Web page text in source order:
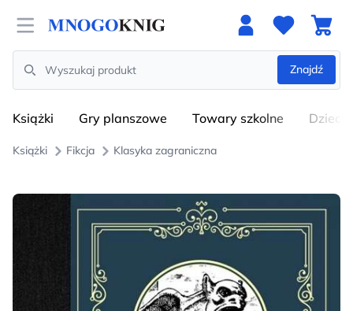
Open menu
Search
Znajdź
Książki Gry planszowe Towary szkolne
Książki Fikcja Klasyka zagraniczna